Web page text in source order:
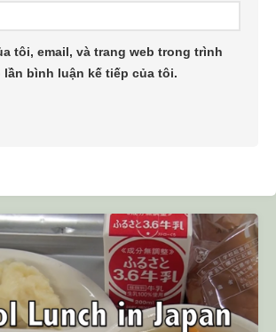
tôi, email, và trang web trong trình
lần bình luận kế tiếp của tôi.